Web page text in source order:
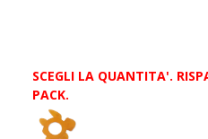
SCEGLI LA QUANTITA'.
PACK.
Scegli